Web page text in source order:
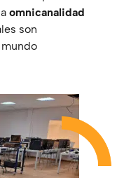
omnicanalidad
son